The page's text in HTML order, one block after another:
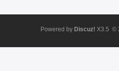
Powered by Discuz! X3.5 ©